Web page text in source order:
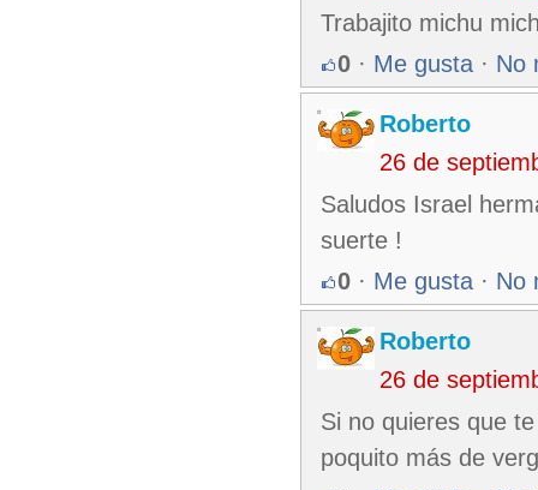
Trabajito michu
0 · Me gusta · No
Roberto
26 de
Saludos Israel
suerte !
0 · Me gusta · No
Roberto
26 de
Si no quieres que
poquito más de